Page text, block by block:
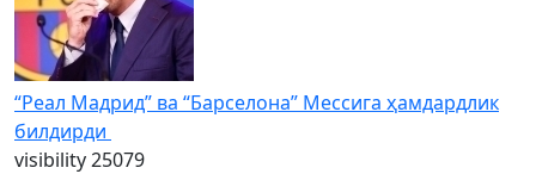
“Реал Мадрид” ва “Барселона” Мессига ҳамдардлик
билдирди
visibility25079